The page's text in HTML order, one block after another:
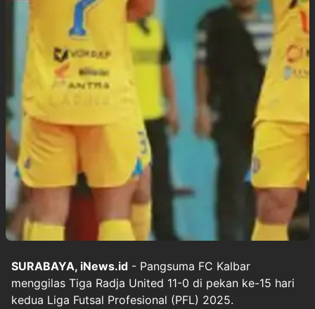
SURABAYA, iNews.id - Pangsuma FC Kalbar
menggilas Tiga Radja United 11-0 di pekan ke-15 hari
kedua Liga Futsal Profesional (PFL) 2025.